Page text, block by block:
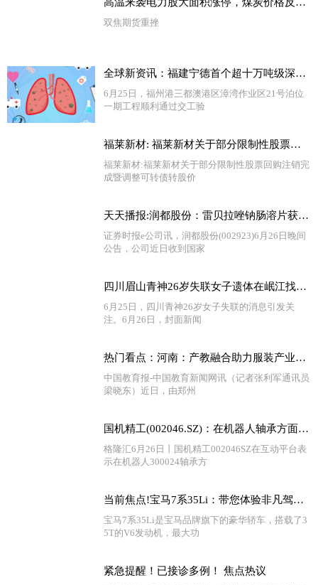
双焦期货重挫
全球新资讯：福建宁德首个超十万吨级深水泊位通过交工验收
6月25日，福州港三都澳港区漳湾作业区21号泊位
一期工程顺利通过交工验
福莱新材: 福莱新材关于部分限制性股票回购注销完成暨调整可转债转股价格的公告
福莱新材:福莱新材关于部分限制性股票回购注销完
成暨调整可转债转股价
天天播报:润都股份：雷贝拉唑钠肠溶片获药品注册证书
证券时报e公司讯，润都股份(002923)6月26日晚间
公告，公司近日收到国家
四川眉山青神26岁失联女子遗体在岷江找到 警方：正在调查中
6月25日，四川青神26岁女子失联的消息引发关
注。6月26日，封面新闻
热门看点：河南：产教融合助力服装产业数智化人才培育
中国教育报-中国教育新闻网讯（记者张利军通讯员
梁晓东）近日，由郑州
国机精工(002046.SZ)：在机器人轴承方面，公司有研发和制造能力，但目前尚未实现对外销售 天天信息
格隆汇6月26日丨国机精工002046SZ在互动平台表
示在机器人300024轴承方
当前焦点!宝马7系35Li：带您体验非凡驾驶乐趣！
宝马7系35Li是宝马品牌旗下的豪华轿车，搭载了3
5T的V6发动机，最大功
紧急提醒！已接诊多例！ 焦点热议